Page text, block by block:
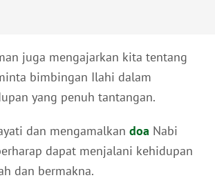
juga mengajarkan kita tentang
bimbingan Ilahi dalam
yang penuh tantangan.
dan mengamalkan doa Nabi
dapat menjalani kehidupan
dan bermakna.